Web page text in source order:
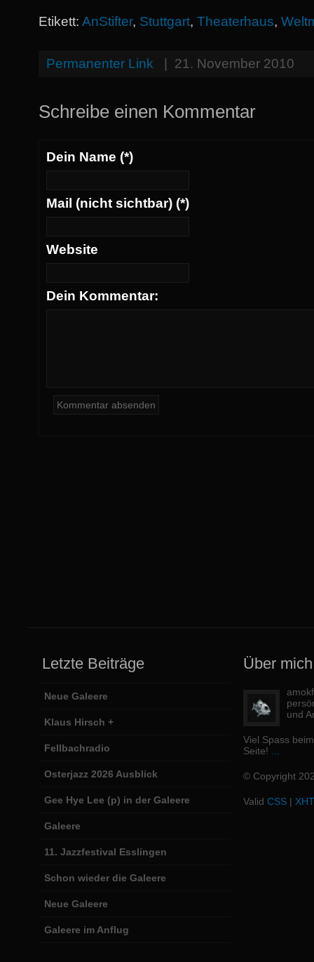
Etikett: AnStifter, Stuttgart, Theaterhaus,
Permanenter Link 21. November 2010
Schreibe einen Kommentar
Dein Name (*)
Mail (nicht sichtbar) (*)
Website
Dein Kommentar:
Letzte Beiträge
Neue Galeere
Klaus Hirsch +
Fellbachradio
Osterjazz 2026 Ausblick
Gee Hye Lee (p) in der Galeere
Galeere
11. Jazzfestival Esslingen
Schon wieder die Galeere
Neue Galeere
Galeere im Anflug
Über mich
und
Viel Spass
Seite!
© Copyright
Valid CSS |